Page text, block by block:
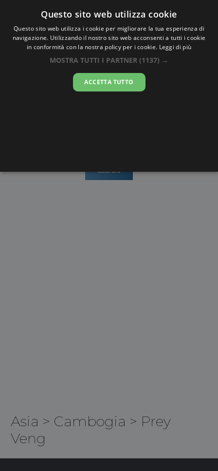
Oraesatta.co
Ora EsattaPrey Veng
16:28:53
colorare
Asia > Cambogia > Prey
Veng
Questo sito web utilizza cookie
Questo sito web utilizza i cookie per migliorare la tua esperienza di
navigazione. Utilizzando il nostro sito web acconsenti a tutti i cookie
in conformità con la nostra policy per i cookie. Leggi di più
MOSTRA TUTTI I PARTNER (1137) →
ACCETTA TUTTO